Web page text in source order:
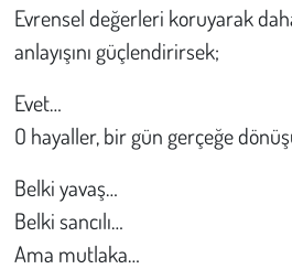
Evrensel değerleri koruyarak
anlayışını güçlendirirsek;
Evet…
O hayaller, bir gün gerçeğe
Belki yavaş…
Belki sancılı…
Ama mutlaka…